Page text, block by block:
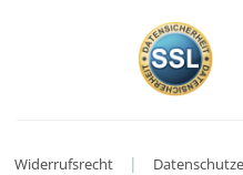
Widerrufsrecht |